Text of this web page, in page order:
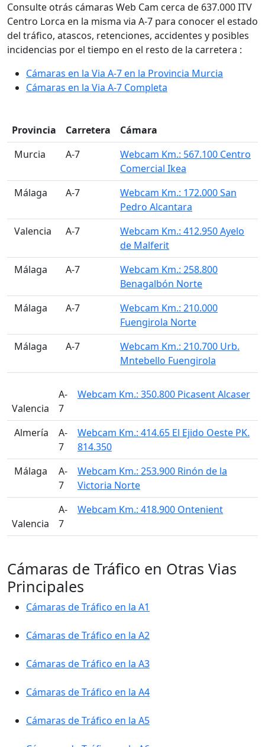
Consulte otrás cámaras Web Cam cerca de 637.000 ITV
Centro Lorca en la misma via A-7 para conocer el estado
del tráfico, atascos, retenciones, accidentes y posibles
incidencias por el tiempo en el resto de la carretera :
Cámaras en la Via A-7 en la Provincia Murcia
Cámaras en la Via A-7 Completa
Provincia Carretera
Cámara
󠁭󠁶󠁳󠁣󠁿 Murcia
A-7
Webcam Km.: 567.100 Centro
Comercial Ikea
󠁭󠁶󠁳󠁣󠁿 Málaga
A-7
Webcam Km.: 172.000 San
Pedro Alcantara
󠁭󠁶󠁳󠁣󠁿 Valencia
A-7
Webcam Km.: 412.950 Ayelo
de Malferit
󠁭󠁶󠁳󠁣󠁿 Málaga
A-7
Webcam Km.: 258.800
Benagalbón Norte
󠁭󠁶󠁳󠁣󠁿 Málaga
A-7
Webcam Km.: 210.000
Fuengirola Norte
󠁭󠁶󠁳󠁣󠁿 Málaga
A-7
Webcam Km.: 210.700 Urb.
Mntebello Fuengirola
Valencia
A-
7
Webcam Km.: 350.800 Picasent Alcaser
󠁭󠁶󠁳󠁣󠁿 Almería
A-
7
Webcam Km.: 414.65 El Ejido Oeste PK.
814.350
󠁭󠁶󠁳󠁣󠁿 Málaga
A-
7
Webcam Km.: 253.900 Rinón de la
Victoria Norte
Valencia
A-
7
Webcam Km.: 418.900 Ontenient
Cámaras de Tráfico en Otras Vias
Principales
Cámaras de Tráfico en la A1
Cámaras de Tráfico en la A2
Cámaras de Tráfico en la A3
Cámaras de Tráfico en la A4
Cámaras de Tráfico en la A5